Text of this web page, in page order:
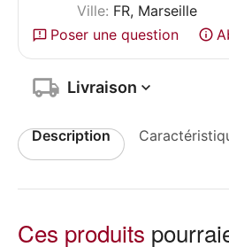
Ville: FR, Marseille
Poser une question
Livraison
Description
Ces produits